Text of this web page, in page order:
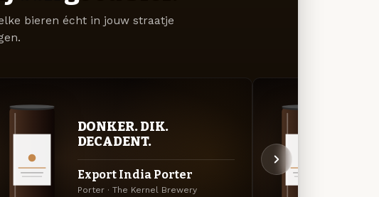
bieren écht in jouw straatje
DONKER. DIK.
DECADENT.
Export India Porter
Porter · The Kernel Brewery